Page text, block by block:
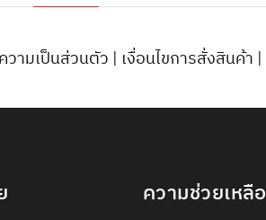
วามเป็นส่วนตัว | เงื่อนไขการสั่งสินค้า |
ความช่วยเหลือ